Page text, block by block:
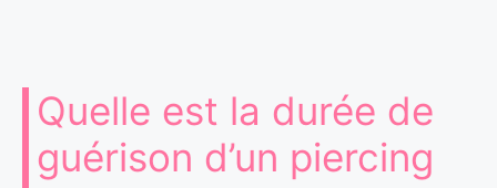
Quelle est la durée de
guérison d’un piercing